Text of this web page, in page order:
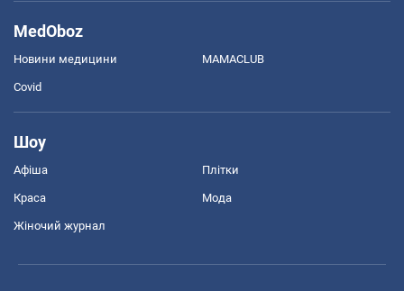
MedOboz
Новини медицини MAMACLUB
Covid
Шоу
Афіша Плітки
Краса Мода
Жіночий журнал